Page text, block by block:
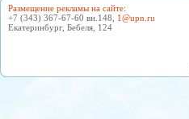
Размещение рекламы на сайте:
+7 (343) 367-67-60 вн.148, 1@upn.ru
Екатеринбург, Бебеля, 124